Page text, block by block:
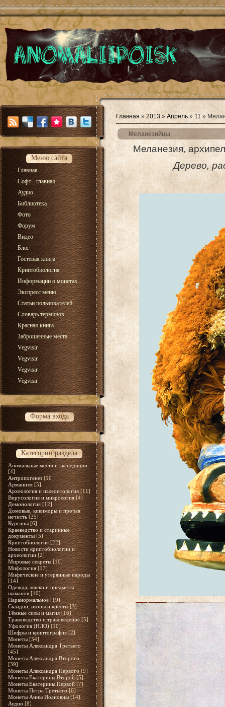
Меню сайта
Главная
Софт - главная
Аудио
Библиотека
Фото
Форум
Видео
Блог
Гостевая книга
Криптобиология
Информации о монетах
Экспресс меню
Статьи пользователей
Словарь терминов
Красная книга
Заброшенные места
Vegvisir
Vegvisir
Vegvisir
Vegvisir
Форма входа
Категории раздела
Аномальные места и экспедиции
[4]
Антропогенез [10]
Арманизм [5]
Археология и палеонтология [11]
Вирусология и микрология [4]
Демонология [12]
Домовые, кикиморы и прочая
нечисть [25]
Курганы [6]
Краеведство и старинные
документы [5]
Криптобиология [22]
Новости криптобиологии и
археологии [2]
Мировые секреты [10]
Мифология [17]
Мифические и утерянные народы
[14]
Одежда, маски и предметы
шаманов [10]
Паранормальное [19]
Складни, иконы и кресты [3]
Тёмные силы и магия [16]
Травоведство и травоведение [5]
Уфология (НЛО) [10]
Шифры и криптография [2]
Монеты [34]
Монеты Александра Третьего
[45]
Монеты Александра Второго
[39]
Монеты Александра Первого [9]
Монеты Екатерины Второй [5]
Монеты Екатерины Первой [7]
Монеты Петра Третьего [6]
Монеты Анны Иоановны [14]
Аудио [8]
Главная » 2013 » Апрель » 11»
Меланезийцы
Меланезия,
Дерево,